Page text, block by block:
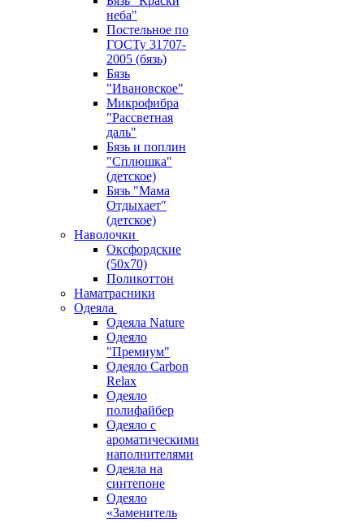
неба"
Постельное по
ГОСТу 31707-
2005 (бязь)
Бязь
"Ивановское"
Микрофибра
"Рассветная
даль"
Бязь и поплин
"Сплюшка"
(детское)
Бязь "Мама
Отдыхает"
(детское)
Наволочки
Оксфордские
(50х70)
Поликоттон
Наматрасники
Одеяла
Одеяла Nature
Одеяло
"Премиум"
Одеяло Carbon
Relax
Одеяло
полифайбер
Одеяло с
ароматическими
наполнителями
Одеяла на
синтепоне
Одеяло
«Заменитель